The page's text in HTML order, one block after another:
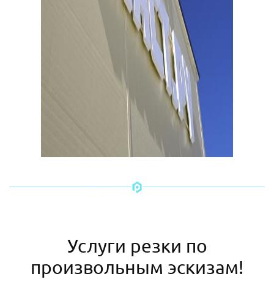
Услуги резки по
произвольным эскизам!